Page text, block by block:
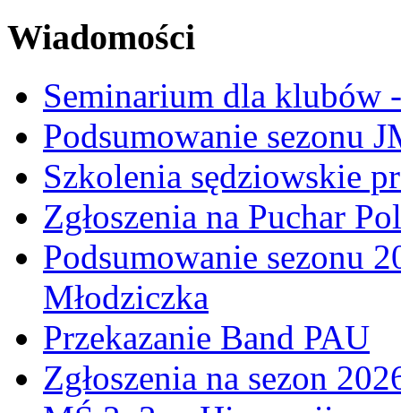
Wiadomości
Seminarium dla klubów
Podsumowanie sezonu
Szkolenia sędziowskie
Zgłoszenia na Puchar
Podsumowanie sezonu
Młodziczka
Przekazanie Band PAU
Zgłoszenia na sezon